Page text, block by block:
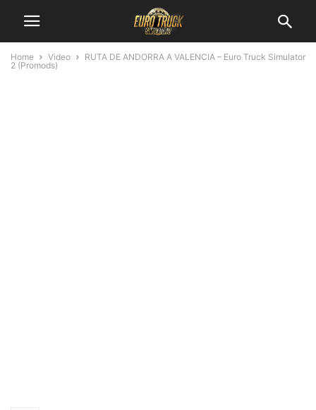
Home Video
RUTA DE ANDORRA A VALENCIA – Euro Truck Simulator
2 (Promods)